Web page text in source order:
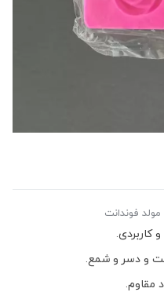
مولد فوندانت
کاربردی.
و دسر و شمع.
مقاوم.